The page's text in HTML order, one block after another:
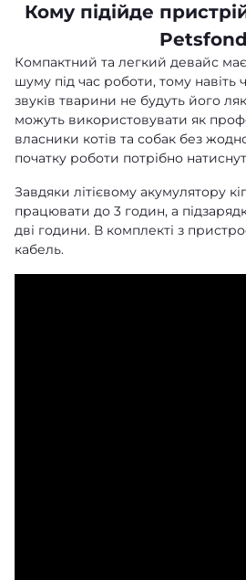
Кому підійде
Petsfond
Компактний та легкий девайс
шуму під час роботи, тому навіть
звуків тварини не будуть його
можуть використовувати як
власники котів та собак без
початку роботи потрібно
Завдяки літієвому акумулятору
працювати до 3 годин, а
дві години. В комплекті з
кабель.